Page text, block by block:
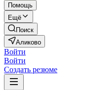
Помощь
Ещё
Поиск
Аликово
Войти
Войти
Создать резюме